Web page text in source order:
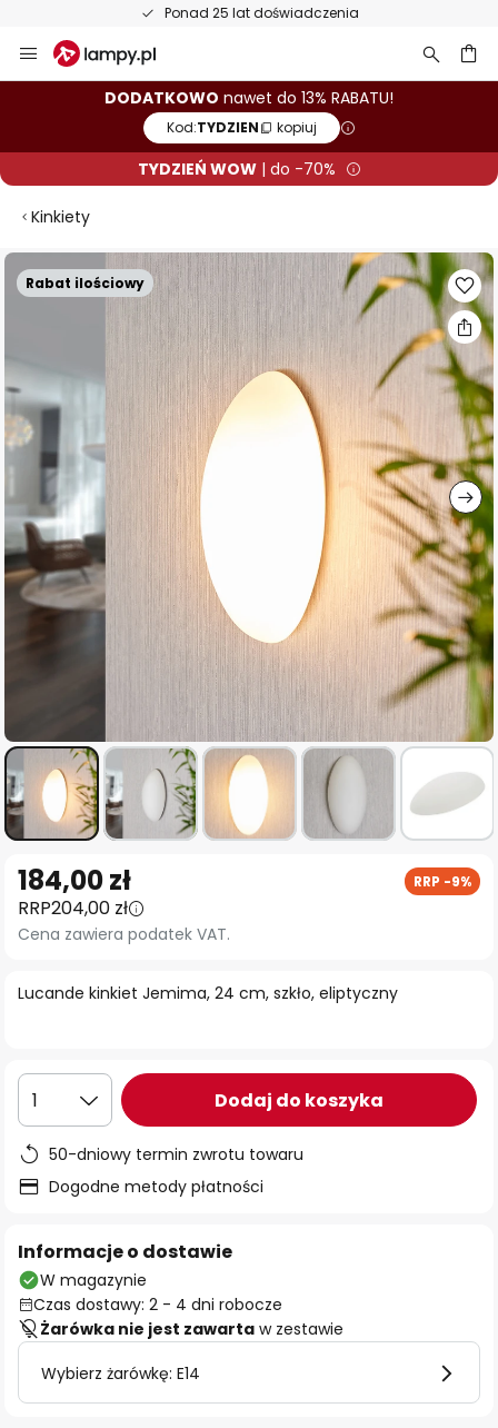
Ponad 25 lat doświadczenia
Przejdź
do
DODATKOWO nawet do 13% RABATU!
Kod:TYDZIEN kopiuj
TYDZIEŃ WOW| do -70%
Kinkiety
Rabat ilościowy
Przejdź
na
na
początek
galerii
Lucande kinkiet Jemima, 24 cm, szkło, eliptyczny
184,00 zł RRP -9%
RRP204,00 zł
Cena zawiera podatek VAT.
1 Dodaj do koszyka
50-dniowy termin zwrotu towaru
Dogodne metody płatności
Informacje o dostawie
W magazynie
Czas dostawy: 2 - 4 dni robocze
Żarówka nie jest zawarta w zestawie
Wybierz żarówkę: E14